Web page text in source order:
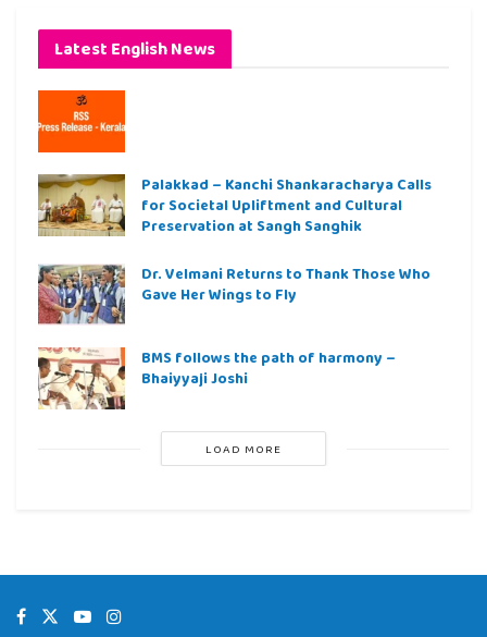
Latest English News
Palakkad – Kanchi Shankaracharya Calls
for Societal Upliftment and Cultural
Preservation at Sangh Sanghik
Dr. Velmani Returns to Thank Those Who
Gave Her Wings to Fly
BMS follows the path of harmony –
Bhaiyyaji Joshi
LOAD MORE